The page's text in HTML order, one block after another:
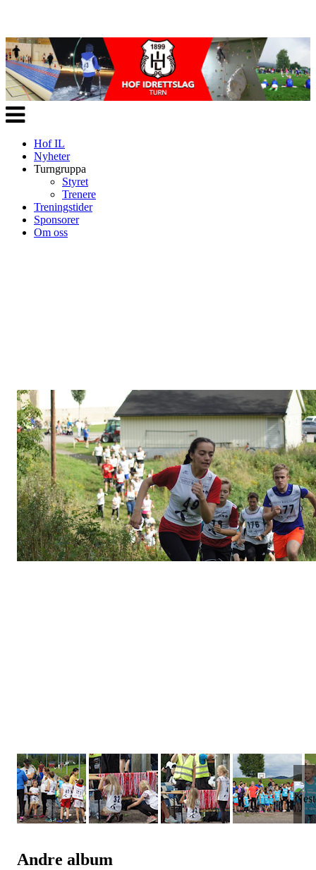
Veksle
navigasjon
Hof IL
Nyheter
Turngruppa
Styret
Trenere
Treningstider
Sponsorer
Om oss
Andre album